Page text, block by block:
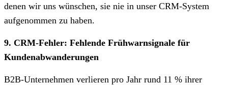
denen wir uns wünschen, sie nie in unser CRM-System
aufgenommen zu haben.
9. CRM-Fehler: Fehlende Frühwarnsignale für
Kundenabwanderungen
B2B-Unternehmen verlieren pro Jahr rund 11 % ihrer